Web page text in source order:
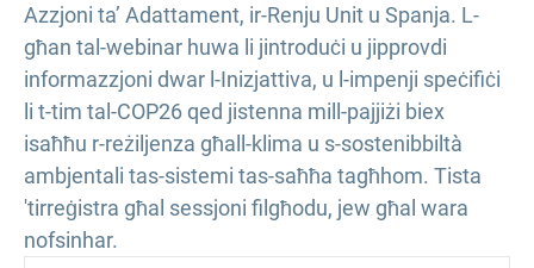
Azzjoni ta’ Adattament, ir-Renju Unit u Spanja. L-
għan tal-webinar huwa li jintroduċi u jipprovdi
informazzjoni dwar l-Inizjattiva, u l-impenji speċifiċi
li t-tim tal-COP26 qed jistenna mill-pajjiżi biex
isaħħu r-reżiljenza għall-klima u s-sostenibbiltà
ambjentali tas-sistemi tas-saħħa tagħhom. Tista
'tirreġistra għal sessjoni filgħodu, jew għal wara
nofsinhar.